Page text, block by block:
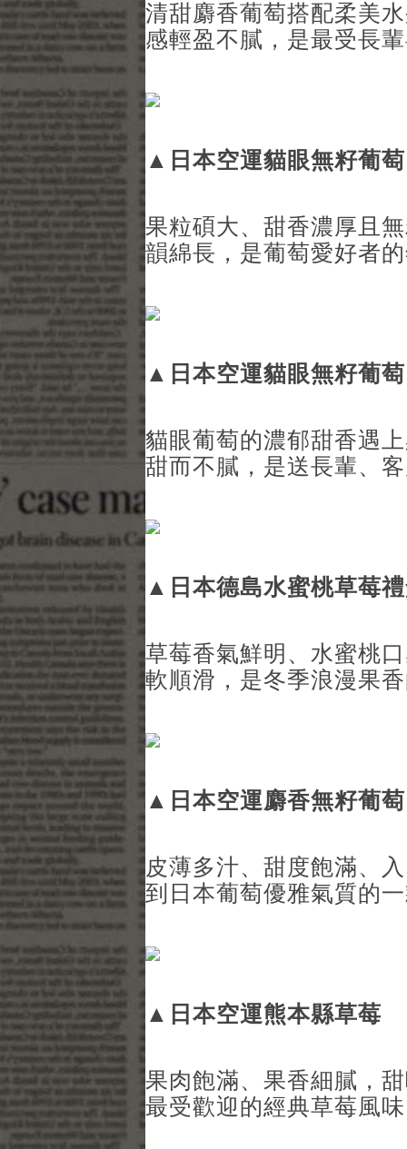
清甜麝香葡萄搭配柔美
感輕盈不膩，是最受長
▲ 日本空運貓眼無籽葡萄
果粒碩大、甜香濃厚且
韻綿長，是葡萄愛好者
▲ 日本空運貓眼無籽葡
貓眼葡萄的濃郁甜香遇
甜而不膩，是送長輩、
▲ 日本德島水蜜桃草莓
草莓香氣鮮明、水蜜桃
軟順滑，是冬季浪漫果
▲ 日本空運麝香無籽葡萄
皮薄多汁、甜度飽滿、
到日本葡萄優雅氣質的
▲ 日本空運熊本縣草莓
果肉飽滿、果香細膩，
最受歡迎的經典草莓風